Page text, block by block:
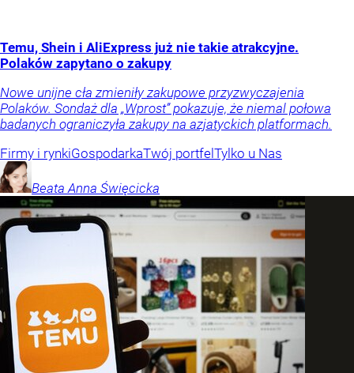
Temu, Shein i AliExpress już nie takie atrakcyjne.
Polaków zapytano o zakupy
Nowe unijne cła zmieniły zakupowe przyzwyczajenia
Polaków. Sondaż dla „Wprost” pokazuje, że niemal połowa
badanych ograniczyła zakupy na azjatyckich platformach.
Firmy i rynkiGospodarkaTwój portfel Tylko u Nas
Beata Anna Święcicka